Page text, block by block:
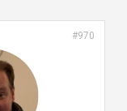
#970